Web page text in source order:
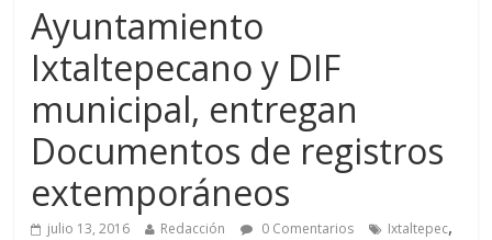
Ayuntamiento
Ixtaltepecano y DIF
municipal, entregan
Documentos de registros
extemporáneos
julio 13, 2016 Redacción 0 Comentarios Ixtaltepec,